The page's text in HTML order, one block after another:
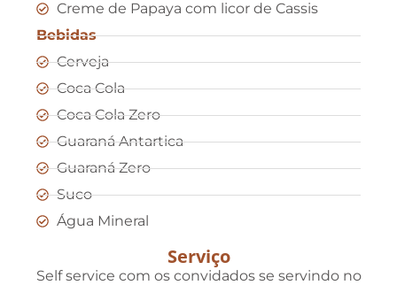
Creme de Papaya com licor de Cassis
Bebidas
Cerveja
Coca Cola
Coca Cola Zero
Guaraná Antartica
Guaraná Zero
Suco
Água Mineral
Serviço
Self service com os convidados se servindo no